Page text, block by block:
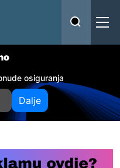
osiguranja
Dalje